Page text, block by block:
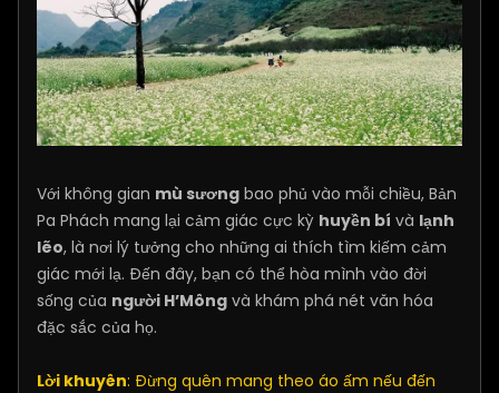
Với không gian mù sương bao phủ vào mỗi chiều, Bản
Pa Phách mang lại cảm giác cực kỳ huyền bí và lạnh
lẽo, là nơi lý tưởng cho những ai thích tìm kiếm cảm
giác mới lạ. Đến đây, bạn có thể hòa mình vào đời
sống của người H’Mông và khám phá nét văn hóa
đặc sắc của họ.
Lời khuyên: Đừng quên mang theo áo ấm nếu đến